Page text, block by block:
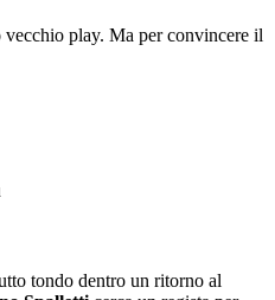
play. Ma per convincere il
tondo dentro un ritorno al